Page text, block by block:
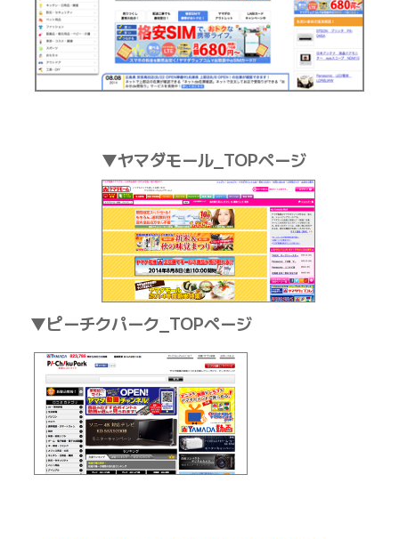
▼ヤマダモール_TOPページ
▼ピーチクパーク_TOPページ